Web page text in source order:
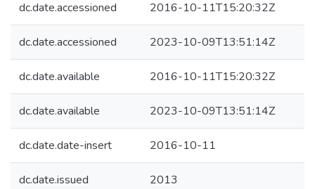
dc.date.accessioned 2016-10-11T15:20:32Z
dc.date.accessioned 2023-10-09T13:51:14Z
dc.date.available 2016-10-11T15:20:32Z
dc.date.available 2023-10-09T13:51:14Z
dc.date.date-insert 2016-10-11
dc.date.issued 2013